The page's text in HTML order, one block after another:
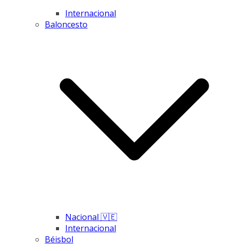
Internacional
Baloncesto
Nacional 🇻🇪
Internacional
Béisbol